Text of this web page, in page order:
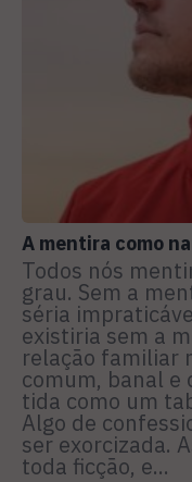
A mentira como
Todos nós
grau. Sem a
séria
existiria sem a
relação familiar
comum, banal e
tida como um
Algo de
ser exorcizada.
toda ficção, e...